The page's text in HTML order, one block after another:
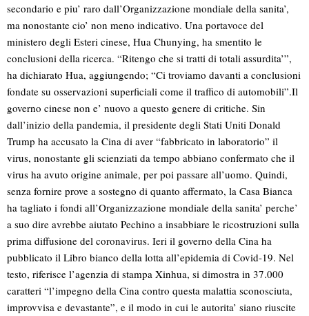
secondario e piu’ raro dall’Organizzazione mondiale della sanita’,
ma nonostante cio’ non meno indicativo. Una portavoce del
ministero degli Esteri cinese, Hua Chunying, ha smentito le
conclusioni della ricerca. “Ritengo che si tratti di totali assurdita’”,
ha dichiarato Hua, aggiungendo; “Ci troviamo davanti a conclusioni
fondate su osservazioni superficiali come il traffico di automobili”.Il
governo cinese non e’ nuovo a questo genere di critiche. Sin
dall’inizio della pandemia, il presidente degli Stati Uniti Donald
Trump ha accusato la Cina di aver “fabbricato in laboratorio” il
virus, nonostante gli scienziati da tempo abbiano confermato che il
virus ha avuto origine animale, per poi passare all’uomo. Quindi,
senza fornire prove a sostegno di quanto affermato, la Casa Bianca
ha tagliato i fondi all’Organizzazione mondiale della sanita’ perche’
a suo dire avrebbe aiutato Pechino a insabbiare le ricostruzioni sulla
prima diffusione del coronavirus. Ieri il governo della Cina ha
pubblicato il Libro bianco della lotta all’epidemia di Covid-19. Nel
testo, riferisce l’agenzia di stampa Xinhua, si dimostra in 37.000
caratteri “l’impegno della Cina contro questa malattia sconosciuta,
improvvisa e devastante”, e il modo in cui le autorita’ siano riuscite